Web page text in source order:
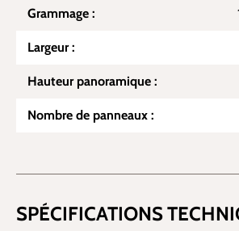
Grammage :
Largeur :
Hauteur panoramique :
Nombre de panneaux :
SPÉCIFICATIONS